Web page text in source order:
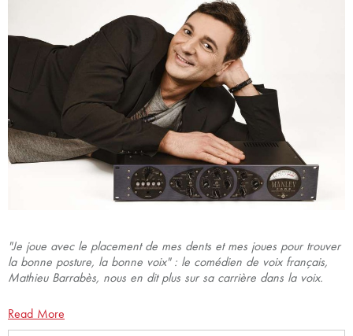
"Je joue avec le placement de mes dents et mes joues pour trouver
la bonne posture, la bonne voix" : le comédien de voix français,
Mathieu Barrabès, nous en dit plus sur sa carrière dans la voix.
Read More